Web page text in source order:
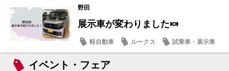
野田
展示車が変わりました🍬
軽自動車 ルークス 試乗車・展示車
イベント・フェア